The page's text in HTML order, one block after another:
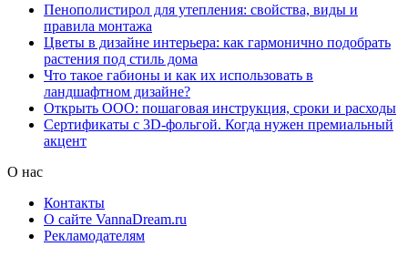
Пенополистирол для утепления: свойства, виды и
правила монтажа
Цветы в дизайне интерьера: как гармонично подобрать
растения под стиль дома
Что такое габионы и как их использовать в
ландшафтном дизайне?
Открыть ООО: пошаговая инструкция, сроки и расходы
Сертификаты с 3D-фольгой. Когда нужен премиальный
акцент
О нас
Контакты
О сайте VannaDream.ru
Рекламодателям